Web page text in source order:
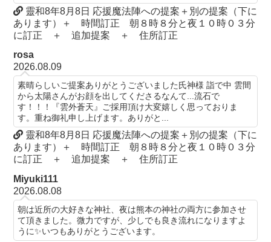
靈和8年8月8日 応援魔法陣への提案＋別の提案（下に
あります）＋ 時間訂正 朝８時８分と夜１０時０３分
に訂正 ＋ 追加提案 ＋ 住所訂正
rosa
2026.08.09
素晴らしいご提案ありがとうございました氏神様 詣で中 雲間
から太陽さんがお顔を出してくださるなんて...流石で
す！！！『雲外蒼天』ご採用頂け大変嬉しく思っておりま
す。重ね御礼申し上げます。ありがと...
靈和8年8月8日 応援魔法陣への提案＋別の提案（下に
あります）＋ 時間訂正 朝８時８分と夜１０時０３分
に訂正 ＋ 追加提案 ＋ 住所訂正
Miyuki111
2026.08.08
朝は近所の大好きな神社、夜は熊本の神社の両方に参加させ
て頂きました。微力ですが、少しでも良き流れになりますよ
うに✨いつもありがとうございます。